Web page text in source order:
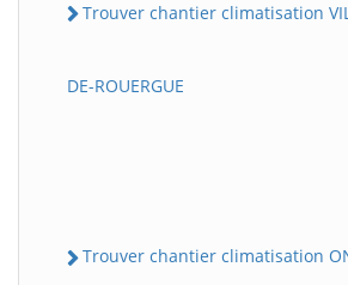
Trouver chantier climatisation
DE-ROUERGUE
Trouver chantier climatisation